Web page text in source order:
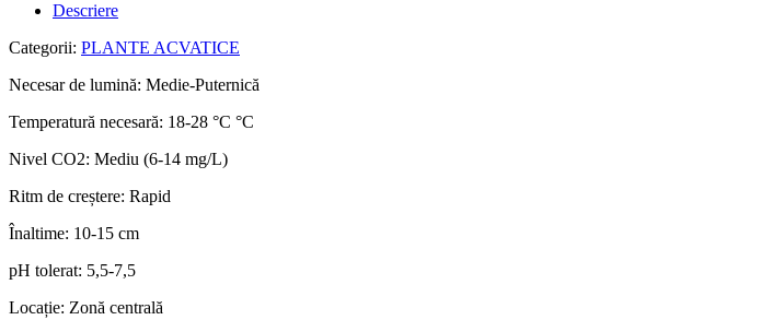
Descriere
Categorii: PLANTE ACVATICE
Necesar de lumină: Medie-Puternică
Temperatură necesară: 18-28 °C °C
Nivel CO2: Mediu (6-14 mg/L)
Ritm de creștere: Rapid
Înaltime: 10-15 cm
pH tolerat: 5,5-7,5
Locație: Zonă centrală